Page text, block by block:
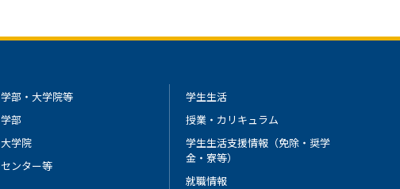
学部・大学院等
学部
大学院
センター等
学生生活
授業・カリキュラム
学生生活支援情報（免除・奨学
金・寮等）
就職情報